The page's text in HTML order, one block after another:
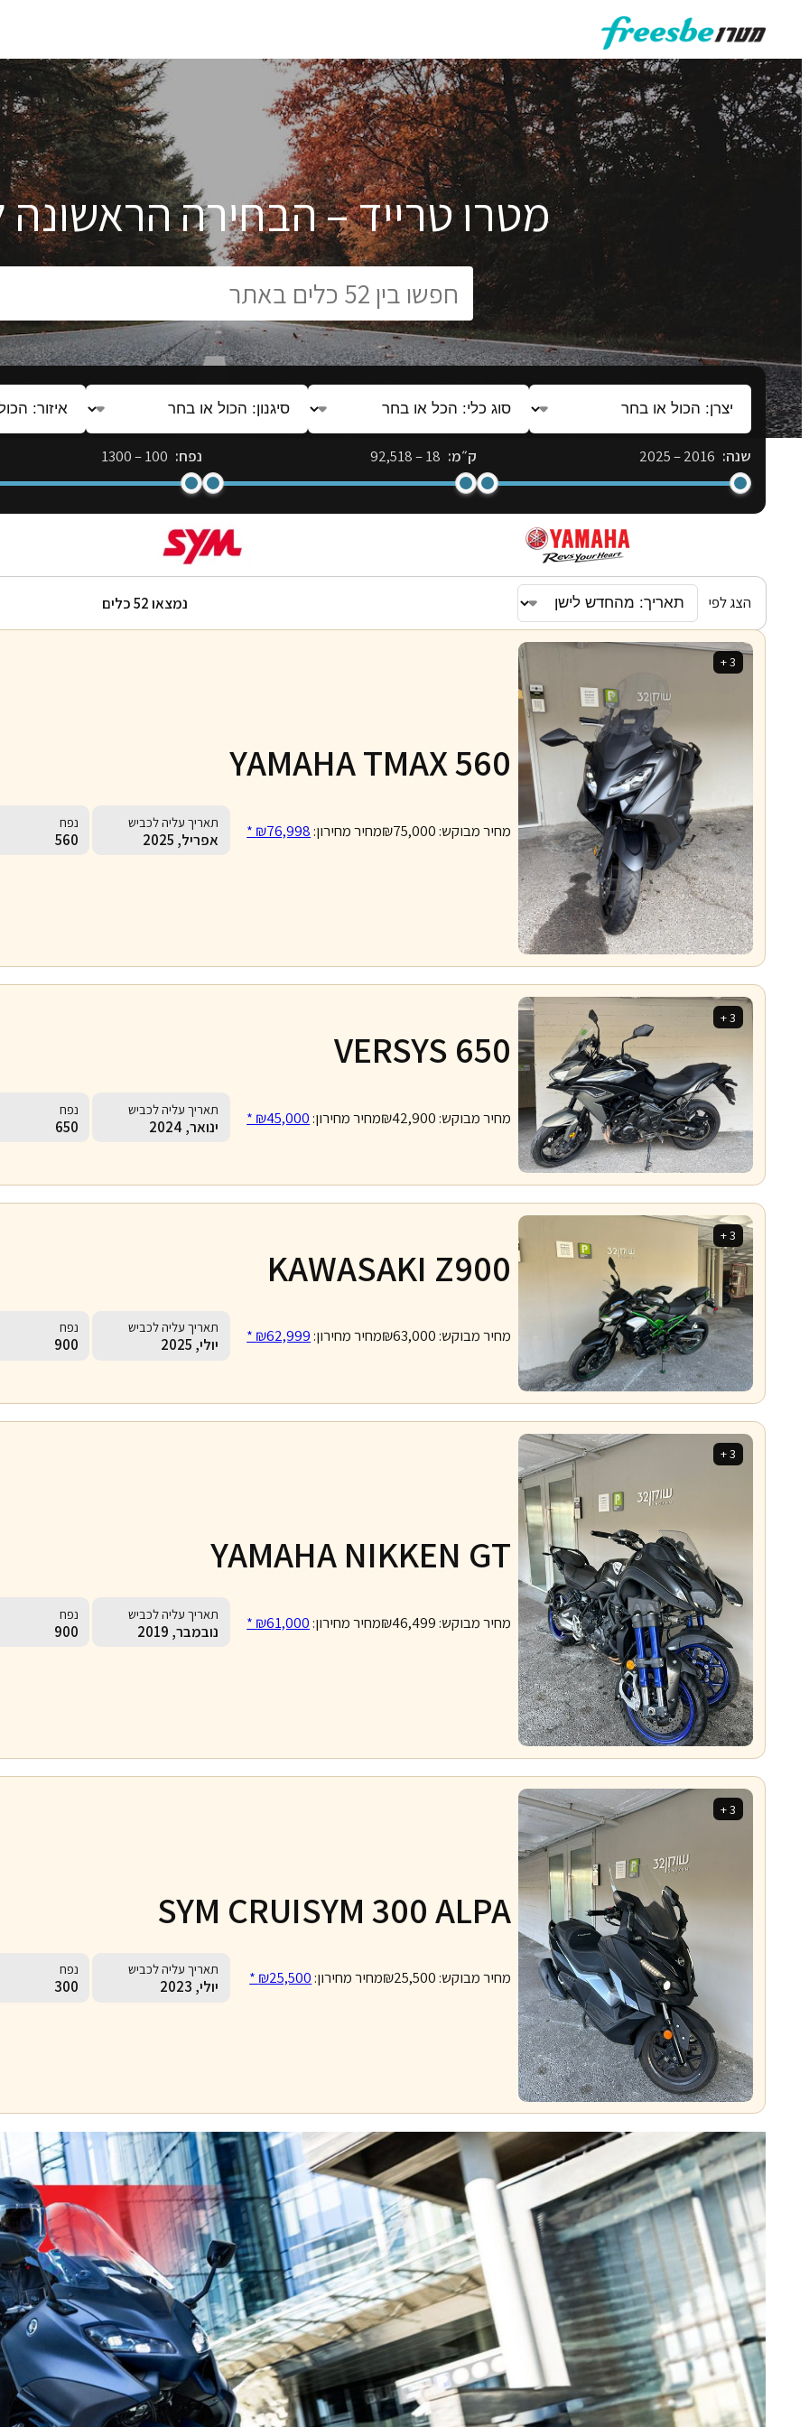
מטרו טרייד – הבחירה הראשונה
יצרן:
הכול
בחר
סוג
כלי:
בחר
סיגנון:
הכול
איזור:
הכול
שנה: 2016
–
2025 ק״מ: 18
–
92,518 נפח: 100
–
1300
הצג לפי נמצאו 52 כלים
3 +
YAMAHA TMAX 560
מחיר מבוקש:₪75,000מחיר מחירון:₪76,998 * תאריך עליה לכביש
אפריל, 2025
נפח
560
3 +
VERSYS 650
מחיר מבוקש:₪42,900מחיר מחירון:₪45,000 * תאריך עליה לכביש
ינואר, 2024
נפח
650
3 +
KAWASAKI Z900
מחיר מבוקש:₪63,000מחיר מחירון:₪62,999 * תאריך עליה לכביש
יולי, 2025
נפח
900
3 +
YAMAHA NIKKEN GT
מחיר מבוקש:₪46,499מחיר מחירון:₪61,000 * תאריך עליה לכביש
נובמבר, 2019
נפח
900
3 +
SYM CRUISYM 300 ALPA
מחיר מבוקש:₪25,500מחיר מחירון:₪25,500 * תאריך עליה לכביש
יולי, 2023
נפח
300